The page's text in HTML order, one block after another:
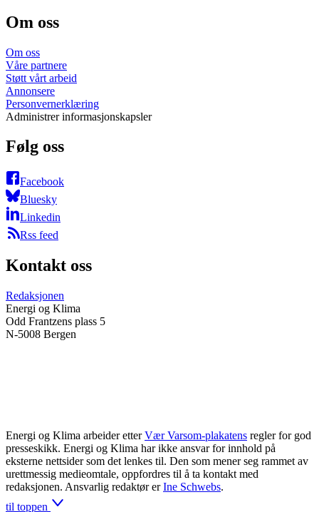
Om oss
Om oss
Våre partnere
Støtt vårt arbeid
Annonsere
Personvernerklæring
Administrer informasjonskapsler
Følg oss
Facebook
Bluesky
Linkedin
Rss feed
Kontakt oss
Redaksjonen
Energi og Klima
Odd Frantzens plass 5
N-5008 Bergen
Energi og Klima arbeider etter Vær Varsom-plakatens regler for god
presseskikk. Energi og Klima har ikke ansvar for innhold på
eksterne nettsider som det lenkes til. Den som mener seg rammet av
urettmessig medieomtale, oppfordres til å ta kontakt med
redaksjonen. Ansvarlig redaktør er Ine Schwebs.
til toppen